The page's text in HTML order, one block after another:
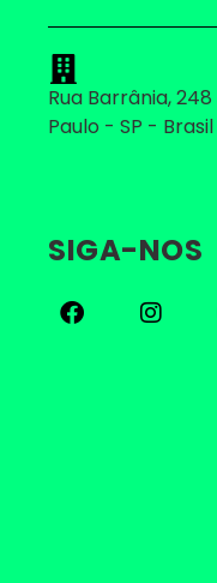
Rua Barrânia,
Paulo - SP - Brasil
SIGA-NOS